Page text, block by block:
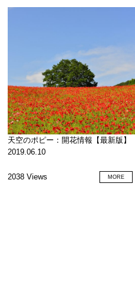
天空のポピー：開花情報【最新版】
2019.06.10
2038 Views MORE